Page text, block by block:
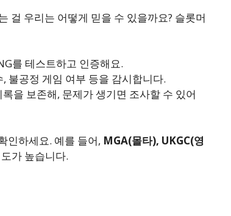
걸 우리는 어떻게 믿을 수 있을까요? 슬롯머
를 테스트하고 인증해요.
불공정 게임 여부 등을 감시합니다.
을 보존해, 문제가 생기면 조사할 수 있어
인하세요. 예를 들어, MGA(몰타), UKGC(영
가 높습니다.